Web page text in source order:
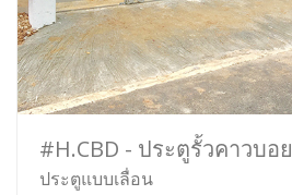
#H.CBD - ประตูรั้วคาวบอย
ประตูแบบเลื่อน